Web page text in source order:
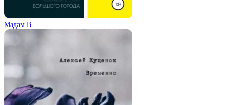
Мадам В.